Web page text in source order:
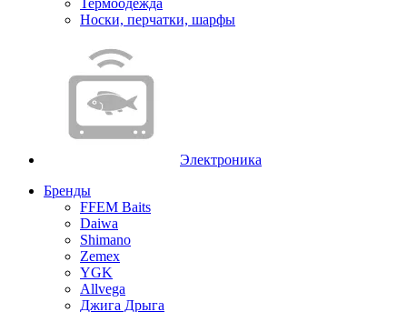
Термоодежда
Носки, перчатки, шарфы
Электроника
Бренды
FFEM Baits
Daiwa
Shimano
Zemex
YGK
Allvega
Джига Дрыга